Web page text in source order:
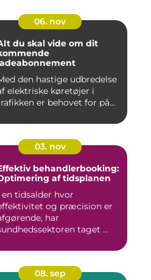
06. nov
du skal vide om dit
den hastige udbredelse
elektriske køretøjer i
er behovet for på...
03. nov
behandlerbooking:
af tidsplanen
en tidsalder hvor
og præcision er
har
taget ...
08. sep